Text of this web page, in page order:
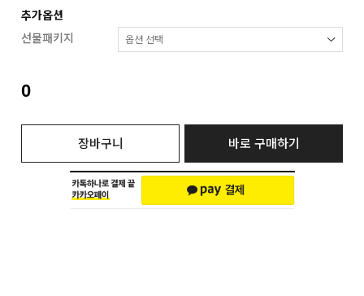
추가옵션
선물패키지
0
장바구니 바로 구매하기